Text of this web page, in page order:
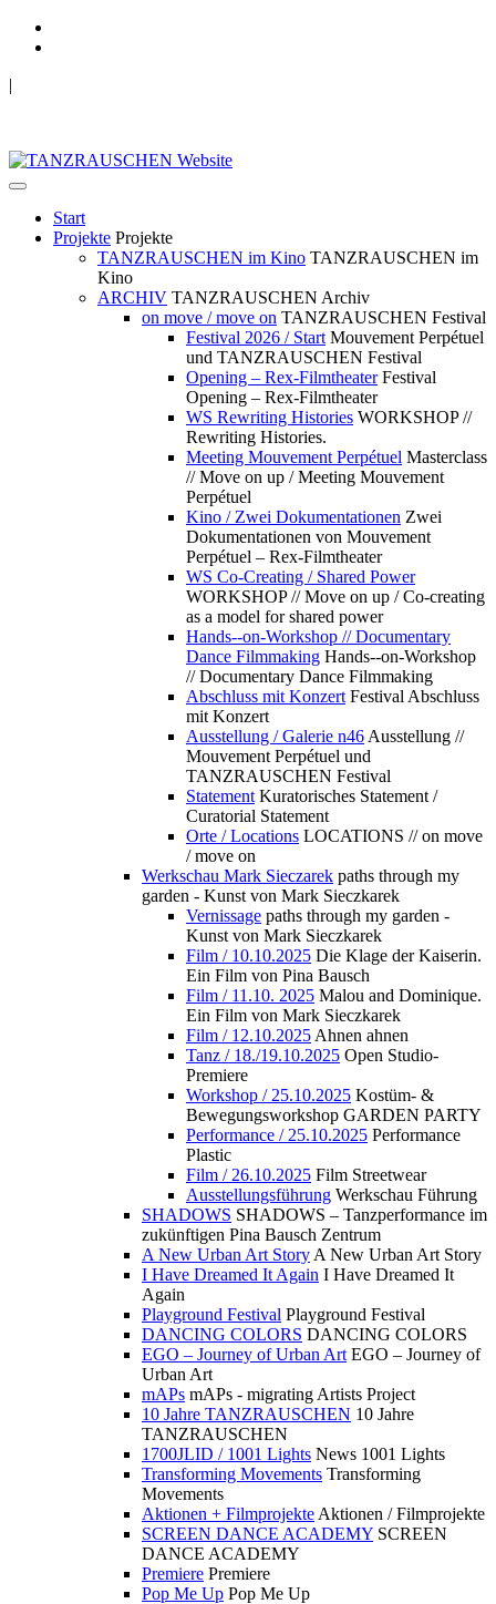
|
Start
Projekte Projekte
TANZRAUSCHEN im Kino TANZRAUSCHEN im
Kino
ARCHIV TANZRAUSCHEN Archiv
on move / move on TANZRAUSCHEN Festival
Festival 2026 / Start Mouvement Perpétuel
und TANZRAUSCHEN Festival
Opening – Rex-Filmtheater Festival
Opening – Rex-Filmtheater
WS Rewriting Histories WORKSHOP //
Rewriting Histories.
Meeting Mouvement Perpétuel Masterclass
// Move on up / Meeting Mouvement
Perpétuel
Kino / Zwei Dokumentationen Zwei
Dokumentationen von Mouvement
Perpétuel – Rex-Filmtheater
WS Co-Creating / Shared Power
WORKSHOP // Move on up / Co-creating
as a model for shared power
Hands--on-Workshop // Documentary
Dance Filmmaking Hands--on-Workshop
// Documentary Dance Filmmaking
Abschluss mit Konzert Festival Abschluss
mit Konzert
Ausstellung / Galerie n46 Ausstellung //
Mouvement Perpétuel und
TANZRAUSCHEN Festival
Statement Kuratorisches Statement /
Curatorial Statement
Orte / Locations LOCATIONS // on move
/ move on
Werkschau Mark Sieczarek paths through my
garden - Kunst von Mark Sieczkarek
Vernissage paths through my garden -
Kunst von Mark Sieczkarek
Film / 10.10.2025 Die Klage der Kaiserin.
Ein Film von Pina Bausch
Film / 11.10. 2025 Malou and Dominique.
Ein Film von Mark Sieczkarek
Film / 12.10.2025 Ahnen ahnen
Tanz / 18./19.10.2025 Open Studio-
Premiere
Workshop / 25.10.2025 Kostüm- &
Bewegungsworkshop GARDEN PARTY
Performance / 25.10.2025 Performance
Plastic
Film / 26.10.2025 Film Streetwear
Ausstellungsführung Werkschau Führung
SHADOWS SHADOWS – Tanzperformance im
zukünftigen Pina Bausch Zentrum
A New Urban Art Story A New Urban Art Story
I Have Dreamed It Again I Have Dreamed It
Again
Playground Festival Playground Festival
DANCING COLORS DANCING COLORS
EGO – Journey of Urban Art EGO – Journey of
Urban Art
mAPs mAPs - migrating Artists Project
10 Jahre TANZRAUSCHEN 10 Jahre
TANZRAUSCHEN
1700JLID / 1001 Lights News 1001 Lights
Transforming Movements Transforming
Movements
Aktionen + Filmprojekte Aktionen / Filmprojekte
SCREEN DANCE ACADEMY SCREEN
DANCE ACADEMY
Premiere Premiere
Pop Me Up Pop Me Up